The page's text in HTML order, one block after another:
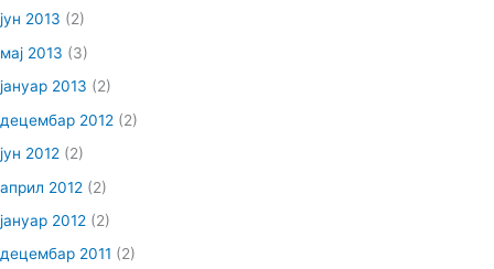
јун 2013 (2)
мај 2013 (3)
јануар 2013 (2)
децембар 2012 (2)
јун 2012 (2)
април 2012 (2)
јануар 2012 (2)
децембар 2011 (2)